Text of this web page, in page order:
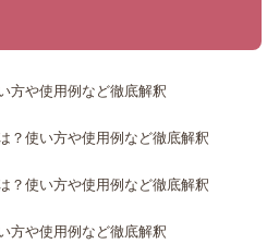
方や使用例など徹底解釈
？使い方や使用例など徹底解釈
？使い方や使用例など徹底解釈
方や使用例など徹底解釈